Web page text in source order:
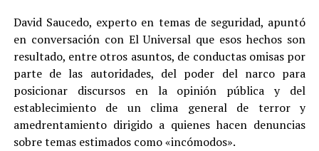
David Saucedo, experto en temas de seguridad, apuntó
en conversación con El Universal que esos hechos son
resultado, entre otros asuntos, de conductas omisas por
parte de las autoridades, del poder del narco para
posicionar discursos en la opinión pública y del
establecimiento de un clima general de terror y
amedrentamiento dirigido a quienes hacen denuncias
sobre temas estimados como «incómodos».